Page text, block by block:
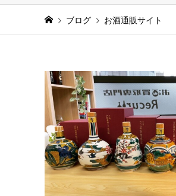
ブログ お酒通販サイト